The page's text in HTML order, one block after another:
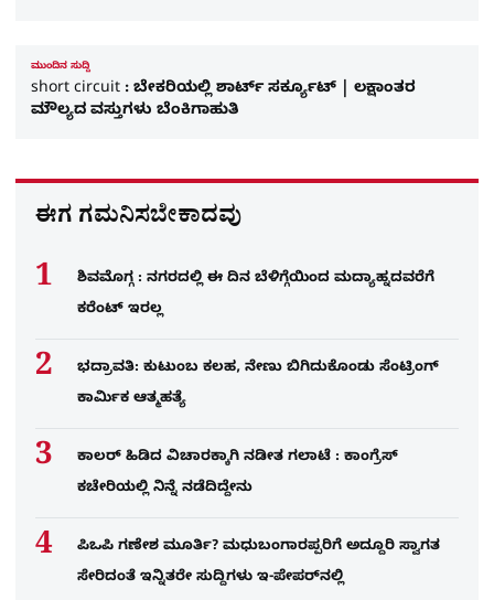
ಮುಂದಿನ ಸುದ್ದಿ
short circuit : ಬೇಕರಿಯಲ್ಲಿ ಶಾರ್ಟ್​ ಸರ್ಕ್ಯೂಟ್​ | ಲಕ್ಷಾಂತರ
ಮೌಲ್ಯದ ವಸ್ತುಗಳು ಬೆಂಕಿಗಾಹುತಿ
ಈಗ ಗಮನಿಸಬೇಕಾದವು
ಶಿವಮೊಗ್ಗ : ನಗರದಲ್ಲಿ ಈ ದಿನ ಬೆಳಿಗ್ಗೆಯಿಂದ ಮದ್ಯಾಹ್ನದವರೆಗೆ
ಕರೆಂಟ್​ ಇರಲ್ಲ
ಭದ್ರಾವತಿ: ಕುಟುಂಬ ಕಲಹ, ನೇಣು ಬಿಗಿದುಕೊಂಡು ಸೆಂಟ್ರಿಂಗ್​
ಕಾರ್ಮಿಕ ಆತ್ಮಹತ್ಯೆ
ಕಾಲರ್​​​ ಹಿಡಿದ ವಿಚಾರಕ್ಕಾಗಿ ನಡೀತ ಗಲಾಟೆ : ಕಾಂಗ್ರೆಸ್​
ಕಚೇರಿಯಲ್ಲಿ ನಿನ್ನೆ ನಡೆದಿದ್ದೇನು
ಪಿಒಪಿ ಗಣೇಶ ಮೂರ್ತಿ? ಮಧುಬಂಗಾರಪ್ಪರಿಗೆ ಅದ್ದೂರಿ ಸ್ವಾಗತ
ಸೇರಿದಂತೆ ಇನ್ನಿತರೇ ಸುದ್ದಿಗಳು ಇ-ಪೇಪರ್​ನಲ್ಲಿ